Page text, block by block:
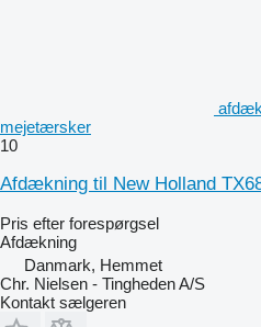
mejetærsker
10
Afdækning til New Holland
Pris efter forespørgsel
Afdækning
Danmark, Hemmet
Chr. Nielsen - Tingheden A/S
Kontakt sælgeren